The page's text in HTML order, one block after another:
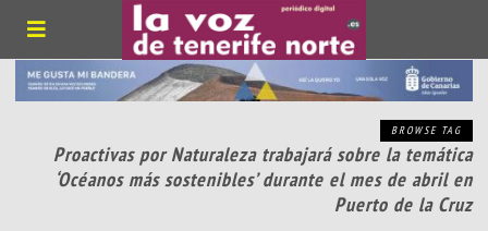
BROWSE TAG
Proactivas por Naturaleza trabajará sobre la temática
‘Océanos más sostenibles’ durante el mes de abril en
Puerto de la Cruz